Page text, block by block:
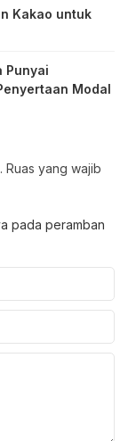
Kakao untuk
Punyai
Modal
Ruas yang wajib
pada peramban